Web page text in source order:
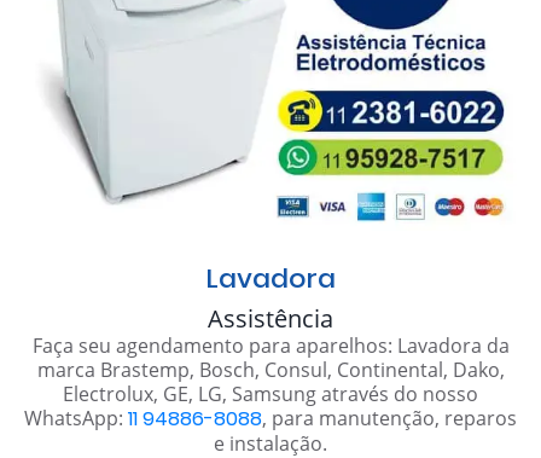
Lavadora
Assistência
Faça seu agendamento para aparelhos: Lavadora da
marca Brastemp, Bosch, Consul, Continental, Dako,
Electrolux, GE, LG, Samsung através do nosso
WhatsApp: 11 94886-8088, para manutenção, reparos
e instalação.